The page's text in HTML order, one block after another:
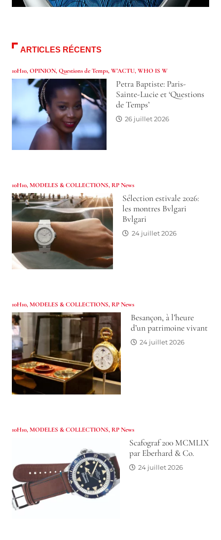
ARTICLES RÉCENTS
10H10,OPINION,Questions de Temps,W'ACTU,WHO IS W
Petra Baptiste: Paris-
Sainte-Lucie et ‘Questions
de Temps’
26 juillet 2026
10H10,MODELES & COLLECTIONS, RP News
Sélection estivale 2026:
les montres Bvlgari
Bvlgari
24 juillet 2026
10H10,MODELES & COLLECTIONS, RP News
Besançon, à l’heure
d’un patrimoine vivant
24 juillet 2026
10H10,MODELES & COLLECTIONS, RP News
Scafograf 200 MCMLIX
par Eberhard & Co.
24 juillet 2026